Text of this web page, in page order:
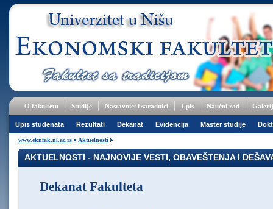
O fakultetu Studije Nastavnici i saradnici Upis Naučni rad
Upis studenata Rezultati Dekanat Evidencija Master studije
www.eknfak.ni.ac.rs Aktuelnosti
AKTUELNOSTI - NAJNOVIJE VESTI, OBAVEŠTENJA I
Dekanat Fakulteta